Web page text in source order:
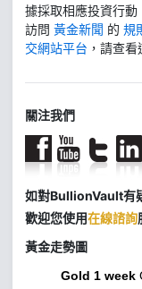
據採取相應投資行
訪問 黃金新聞 的 規
交網站平台 ，請查看
關注我們
如對BullionVault有
歡迎您使用在線諮詢
黃金走勢圖
Gold 1 week